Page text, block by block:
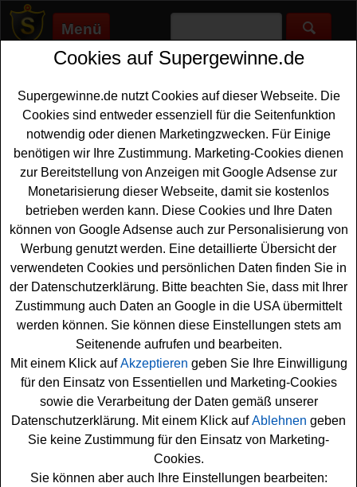
Menü
Supergewinne.de>Gewinnspiele>Reise Gewinnspiele>
Anzeige:
Anzeige:
Rundreisen.de Gewinnspiel -
China und Japan Reise gewinnen
Wer gern eine traumhafte China Reise gewinnen
möchte, sollte bei diesem kostenlosen Rundreisen.de
Gewinnspiel mitmachen. Rundreisen.de verlost eine
China Reise im Wert von 5199 Euro für zwei Personen.
Entdecken Sie Peking, Shanghai, Tokio, Osaka und viele
andere tolle Städte auf der Bus Rundreise durch China
und Japan.
Falls Sie an dem Rundreisen.de Gewinnspiel teilnehmen
möchten, müssen Sie den kostenlosen Newsletter
abonnieren und das Formular ausfüllen. Vielleicht haben
Sie ja Glück und können die Japan und China
gewinnen?
Cookies auf Supergewinne.de
Supergewinne.de nutzt Cookies auf dieser Webseite. Die
Cookies sind entweder essenziell für die Seitenfunktion
notwendig oder dienen Marketingzwecken. Für Einige
benötigen wir Ihre Zustimmung. Marketing-Cookies dienen
zur Bereitstellung von Anzeigen mit Google Adsense zur
Monetarisierung dieser Webseite, damit sie kostenlos
betrieben werden kann. Diese Cookies und Ihre Daten
können von Google Adsense auch zur Personalisierung von
Werbung genutzt werden. Eine detaillierte Übersicht der
verwendeten Cookies und persönlichen Daten finden Sie in
der Datenschutzerklärung. Bitte beachten Sie, dass mit Ihrer
Zustimmung auch Daten an Google in die USA übermittelt
werden können. Sie können diese Einstellungen stets am
Seitenende aufrufen und bearbeiten.
Mit einem Klick aufAkzeptieren geben Sie Ihre Einwilligung
für den Einsatz von Essentiellen und Marketing-Cookies
sowie die Verarbeitung der Daten gemäß unserer
Datenschutzerklärung. Mit einem Klick aufAblehnen geben
Sie keine Zustimmung für den Einsatz von Marketing-
Cookies.
Sie können aber auch Ihre Einstellungen bearbeiten: